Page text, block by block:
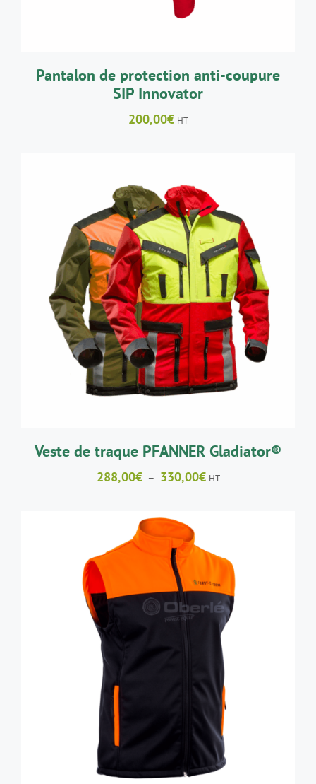
PEUVENT
LA
PAGE
DU
Pantalon de protection anti-coupure
SIP Innovator
200,00€ HT
CHOIX DES OPTIONSCE
PRODUIT
PLUSIEURS
VARIATIONS.
LES
OPTIONS
PEUVENT
LA
PAGE
DU
DÉTAILS
Veste de traque PFANNER Gladiator®
288,00€ – 330,00€Plage
330,00€
HT
CHOIX DES OPTIONS
PRODUIT
PLUSIEURS
VARIATIONS.
LES
OPTIONS
PEUVENT
ÊTRE
CHOISIES
DÉTAILS